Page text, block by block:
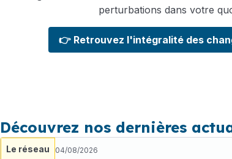
perturbations dans votre
👉 Retrouvez l'intégralité des
Découvrez nos dernières
Le réseau 04/08/2026